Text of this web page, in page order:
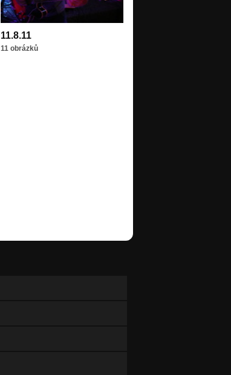
11.8.11
11 obrázků